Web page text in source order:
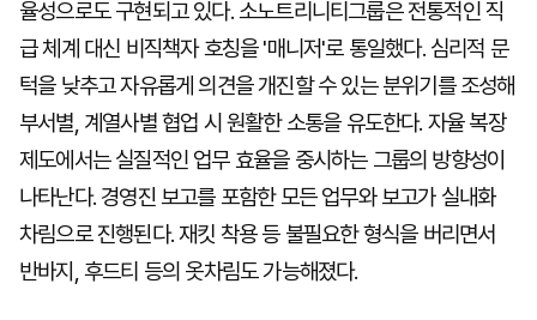
율성으로도 구현되고 있다. 소노트리니티그룹은 전통적인 직
급 체계 대신 비직책자 호칭을 '매니저'로 통일했다. 심리적 문
턱을 낮추고 자유롭게 의견을 개진할 수 있는 분위기를 조성해
부서별, 계열사별 협업 시 원활한 소통을 유도한다. 자율 복장
제도에서는 실질적인 업무 효율을 중시하는 그룹의 방향성이
나타난다. 경영진 보고를 포함한 모든 업무와 보고가 실내화
차림으로 진행된다. 재킷 착용 등 불필요한 형식을 버리면서
반바지, 후드티 등의 옷차림도 가능해졌다.